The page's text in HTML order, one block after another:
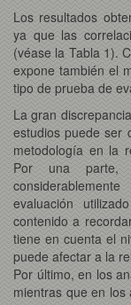
Los resultados
ya que las
(véase la Tabla 1).
expone también el
tipo de prueba de
La gran
estudios puede ser
metodología en la
Por una parte,
evaluación
contenido a
tiene en cuenta el
puede afectar a la
Por último, en los
mientras que en los